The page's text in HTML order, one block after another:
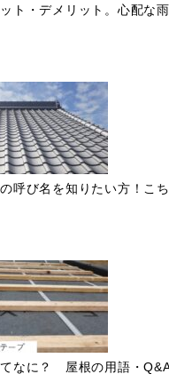
ト・デメリット。心配な
呼び名を知りたい方！こ
てなに？ 屋根の用語・